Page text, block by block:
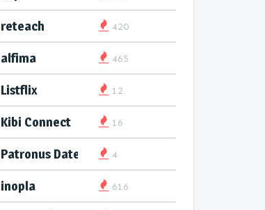
reteach 420
alfima 465
Listflix 12
Kibi Connect 16
Patronus Datenservice
4
inopla 616